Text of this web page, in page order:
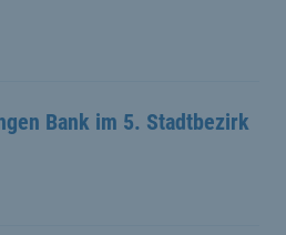
Bank im 5. Stadtbezirk